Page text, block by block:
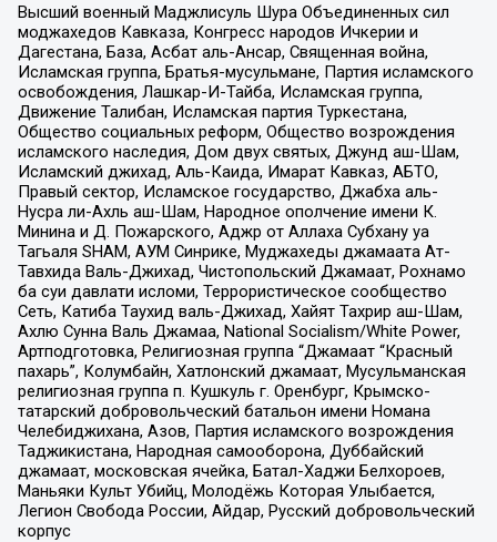
Высший военный Маджлисуль Шура Объединенных сил
моджахедов Кавказа, Конгресс народов Ичкерии и
Дагестана, База, Асбат аль-Ансар, Священная война,
Исламская группа, Братья-мусульмане, Партия исламского
освобождения, Лашкар-И-Тайба, Исламская группа,
Движение Талибан, Исламская партия Туркестана,
Общество социальных реформ, Общество возрождения
исламского наследия, Дом двух святых, Джунд аш-Шам,
Исламский джихад, Аль-Каида, Имарат Кавказ, АБТО,
Правый сектор, Исламское государство, Джабха аль-
Нусра ли-Ахль аш-Шам, Народное ополчение имени К.
Минина и Д. Пожарского, Аджр от Аллаха Субхану уа
Тагьаля SHAM, АУМ Синрике, Муджахеды джамаата Ат-
Тавхида Валь-Джихад, Чистопольский Джамаат, Рохнамо
ба суи давлати исломи, Террористическое сообщество
Сеть, Катиба Таухид валь-Джихад, Хайят Тахрир аш-Шам,
Ахлю Сунна Валь Джамаа, National Socialism/White Power,
Артподготовка, Религиозная группа “Джамаат “Красный
пахарь”, Колумбайн, Хатлонский джамаат, Мусульманская
религиозная группа п. Кушкуль г. Оренбург, Крымско-
татарский добровольческий батальон имени Номана
Челебиджихана, Азов, Партия исламского возрождения
Таджикистана, Народная самооборона, Дуббайский
джамаат, московская ячейка, Батал-Хаджи Белхороев,
Маньяки Культ Убийц, Молодёжь Которая Улыбается,
Легион Свобода России, Айдар, Русский добровольческий
корпус